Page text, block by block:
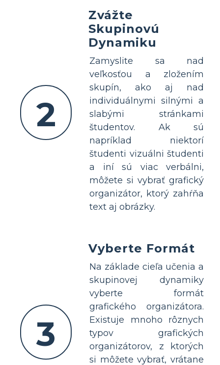
2
Zvážte
Skupinovú
Dynamiku
Zamyslite sa nad
veľkosťou a zložením
skupín, ako aj nad
individuálnymi silnými a
slabými stránkami
študentov. Ak sú
napríklad niektorí
študenti vizuálni študenti
a iní sú viac verbálni,
môžete si vybrať grafický
organizátor, ktorý zahŕňa
text aj obrázky.
3
Vyberte Formát
Na základe cieľa učenia a
skupinovej dynamiky
vyberte formát
grafického organizátora.
Existuje mnoho rôznych
typov grafických
organizátorov, z ktorých
si môžete vybrať, vrátane